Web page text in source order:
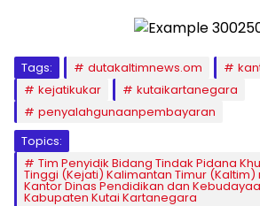
Tags: dutakaltimnews.om
kejatikukar
kutaikartanegara
penyalahgunaanpembayaran
Topics:
Tim Penyidik Bidang Tindak Pidana
Tinggi (Kejati) Kalimantan Timur
Kantor Dinas Pendidikan dan
Kabupaten Kutai Kartanegara